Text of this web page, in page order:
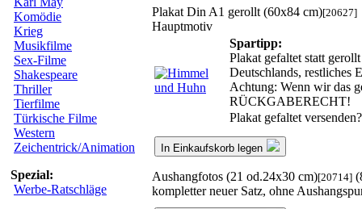
Komödie
Krieg
Musikfilme
Sex-Filme
Shakespeare
Thriller
Tierfilme
Türkische Filme
Western
Zeichentrick/Animation
Spezial:
Werbe-Ratschläge
Plakat Din A1 gerollt (60x84 cm)[20627]
Hauptmotiv
Spartipp:
Plakat gefaltet statt
Deutschlands, restliches
Achtung: Wenn wir das
RÜCKGABERECHT!
Plakat gefaltet
In Einkaufskorb legen
Aushangfotos (21 od.24x30 cm)[20714]
kompletter neuer Satz, ohne